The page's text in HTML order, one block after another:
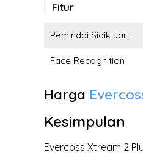
Fitur
Pemindai Sidik Jari
Face Recognition
Harga
Kesimpulan
Evercoss Xtream 2